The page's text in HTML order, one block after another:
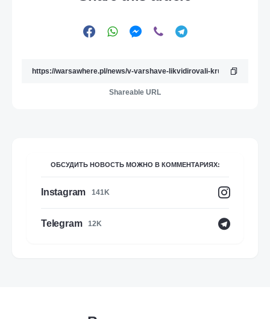
Shareable URL
ОБСУДИТЬ НОВОСТЬ МОЖНО В КОММЕНТАРИЯХ:
Instagram 141K
Telegram 12K